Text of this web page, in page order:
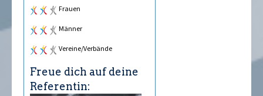
Frauen
Männer
Vereine/Verbände
Freue dich auf deine
Referentin: